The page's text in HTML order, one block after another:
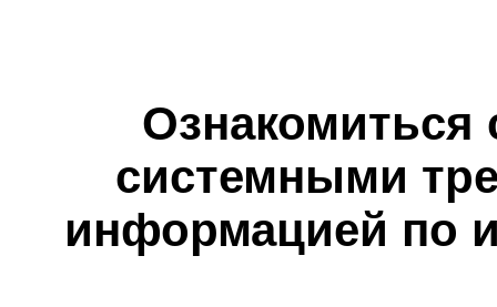
Ознакомиться
системными
информацией по